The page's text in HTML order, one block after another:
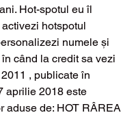
Hot-spotul eu îl
hotspotul
numele și
când la credit sa vezi
, publicate în
aprilie 2018 este
aduse de: HOT RÂREA